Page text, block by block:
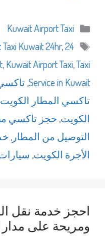
التصنيفات
Kuwait Airport Taxi
الوسوم
24 Hour Taxi Kuwait
Kuwait 24hr,
,Kuwait Airport Taxi,Taxi
Service in Kuwait
, تاكسي
تاكسي المطار الكويت 24 ساعة
الكويت, حجز تاكسي
التوصيل من المطار ,
الأجرة الكويت,
احجز خدمة نقل
ومريحة على